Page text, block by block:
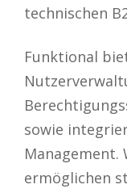
technischen
Funktional
sowie
Management.
ermöglichen